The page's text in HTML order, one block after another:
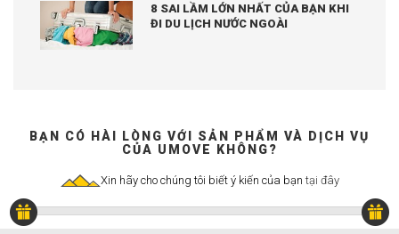
8 SAI LẦM LỚN NHẤT CỦA BẠN KHI
ĐI DU LỊCH NƯỚC NGOÀI
BẠN CÓ HÀI LÒNG VỚI SẢN PHẨM VÀ DỊCH VỤ
CỦA UMOVE KHÔNG?
Xin hãy cho chúng tôi biết ý kiến của bạn tại đây